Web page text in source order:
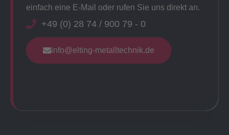
einfach eine E-Mail oder rufen Sie uns direkt an.
+49 (0) 28 74 / 900 79 - 0
info@elting-metalltechnik.de